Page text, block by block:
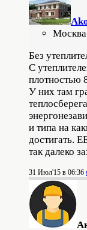
Москва
Без
С
плотностью
У них там
и типа на
достигать.
так далеко
31 Июл'15 в 06:36